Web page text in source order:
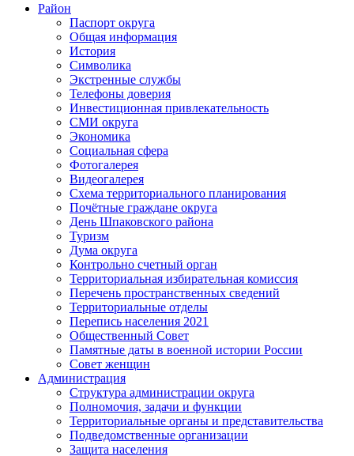
Район
Паспорт округа
Общая информация
История
Символика
Экстренные службы
Телефоны доверия
Инвестиционная привлекательность
СМИ округа
Экономика
Социальная сфера
Фотогалерея
Видеогалерея
Схема территориального планирования
Почётные граждане округа
День Шпаковского района
Туризм
Дума округа
Контрольно счетный орган
Территориальная избирательная комиссия
Перечень пространственных сведений
Территориальные отделы
Перепись населения 2021
Общественный Совет
Памятные даты в военной истории России
Совет женщин
Администрация
Структура администрации округа
Полномочия, задачи и функции
Территориальные органы и представительства
Подведомственные организации
Защита населения